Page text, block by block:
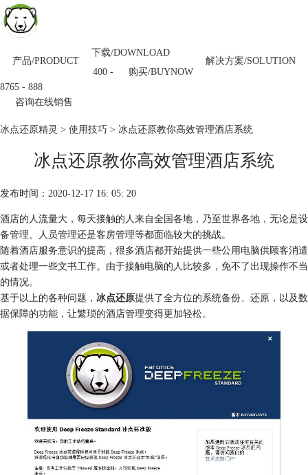
产品/PRODUCT 解决方案/SOLUTION
下载/DOWNLOAD
购买/BUYNOW
400 -
8765 - 888
咨询在线销售
冰点还原精灵 > 使用技巧 > 冰点还原教你高效管理酒店系统
冰点还原教你高效管理酒店系统
发布时间：2020-12-17 16: 05: 20
酒店的人流量大，每天接触的人来自全国各地，乃至世界各地，无论是设
备管理、人员管理还是客房管理等都面临较大的挑战。
随着酒店服务意识的提高，很多酒店都开始提供一些公用电脑供顾客消遣
或者处理一些文书工作。由于接触电脑的人比较多，免不了出现操作不当
的情况。
基于以上的各种问题， 冰点还原提供了全方位的系统备份、还原，以及数
据保障的功能，让繁琐的酒店管理变得更加轻松。